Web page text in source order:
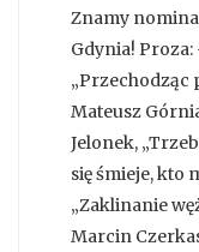
Znamy
Gdynia!
„Przechodząc
Mateusz
Jelonek,
się śmieje, kto
„Zaklinanie
Marcin